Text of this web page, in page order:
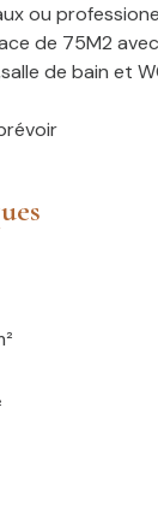
ou
de 75M2
de bain et